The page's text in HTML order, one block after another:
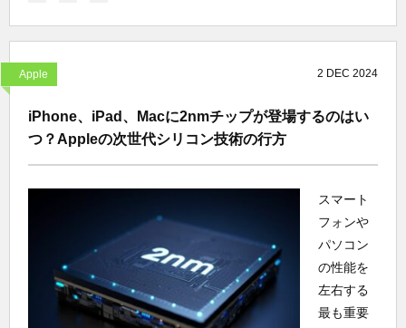
Apple 2 DEC 2024
iPhone、iPad、Macに2nmチップが登場するのはい
つ？Appleの次世代シリコン技術の行方
スマート
フォンや
パソコン
の性能を
左右する
最も重要